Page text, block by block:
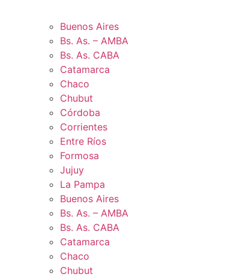
Buenos Aires
Bs. As. – AMBA
Bs. As. CABA
Catamarca
Chaco
Chubut
Córdoba
Corrientes
Entre Ríos
Formosa
Jujuy
La Pampa
Buenos Aires
Bs. As. – AMBA
Bs. As. CABA
Catamarca
Chaco
Chubut